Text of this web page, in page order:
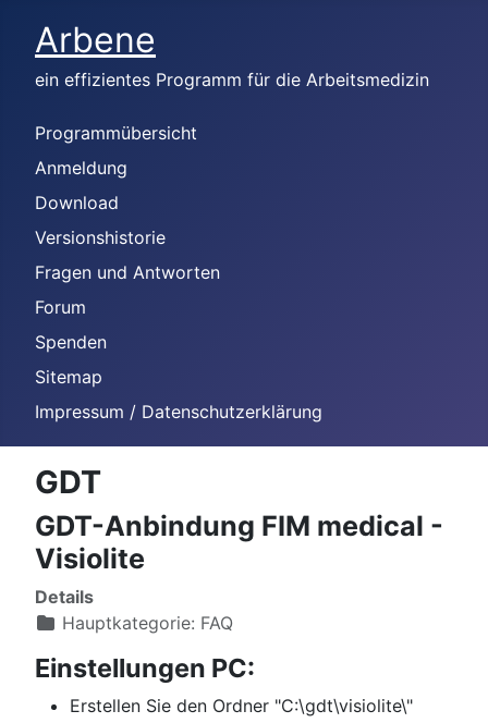
Arbene
ein effizientes Programm für die Arbeitsmedizin
Programmübersicht
Anmeldung
Download
Versionshistorie
Fragen und Antworten
Forum
Spenden
Sitemap
Impressum / Datenschutzerklärung
GDT
GDT-Anbindung FIM medical -
Visiolite
Details
Hauptkategorie: FAQ
Einstellungen PC:
Erstellen Sie den Ordner "C:\gdt\visiolite\"